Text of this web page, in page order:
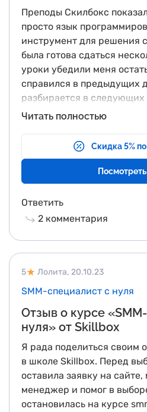
Преподы Скилбокс
просто язык
инструмент для решения
была готова сдаться
уроки убедили меня
справился в предыдущих
разбирается в следующих
тебя есть шанс сделать
Сейчас я готова идти в мир
курс не только дал мне
на создание программ,
востребованы. Я горжусь
внести свой след в мире
Читать полностью
Скидка 5%
Ответить
2 комментария
5 20.10.23
Лолита,
SMM-специалист с нуля
Отзыв о курсе
нуля» от Skillbox
Я рада поделиться своим
в школе Skillbox. Перед
оставила заявку на
менеджер и помог в
остановилась на курсе